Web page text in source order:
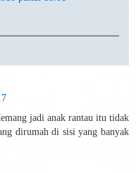
jadi anak rantau itu tidak
dirumah di sisi yang banyak